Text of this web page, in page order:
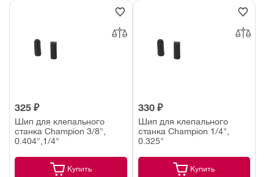
325 ₽
Шип для клепального
станка Champion 3/8",
0.404",1/4"
Купить
330 ₽
Шип для клепального
станка Champion 1/4",
0.325"
Купить